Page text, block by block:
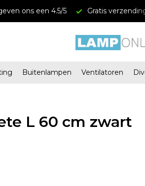
ons een 4.5/5 Gratis
Buitenlampen Ventilatoren
L 60 cm zwart